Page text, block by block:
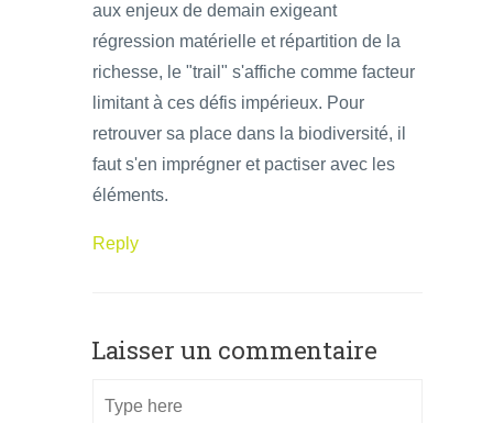
aux enjeux de demain exigeant
régression matérielle et répartition de la
richesse, le "trail" s'affiche comme facteur
limitant à ces défis impérieux. Pour
retrouver sa place dans la biodiversité, il
faut s'en imprégner et pactiser avec les
éléments.
Reply
Laisser un commentaire